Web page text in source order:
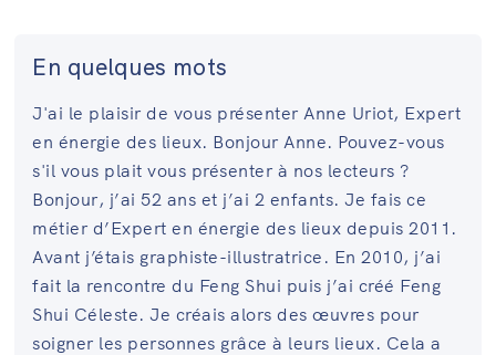
En quelques mots
J'ai le plaisir de vous présenter Anne Uriot, Expert
en énergie des lieux. Bonjour Anne. Pouvez-vous
s'il vous plait vous présenter à nos lecteurs ?
Bonjour, j’ai 52 ans et j’ai 2 enfants. Je fais ce
métier d’Expert en énergie des lieux depuis 2011.
Avant j’étais graphiste-illustratrice. En 2010, j’ai
fait la rencontre du Feng Shui puis j’ai créé Feng
Shui Céleste. Je créais alors des œuvres pour
soigner les personnes grâce à leurs lieux. Cela a